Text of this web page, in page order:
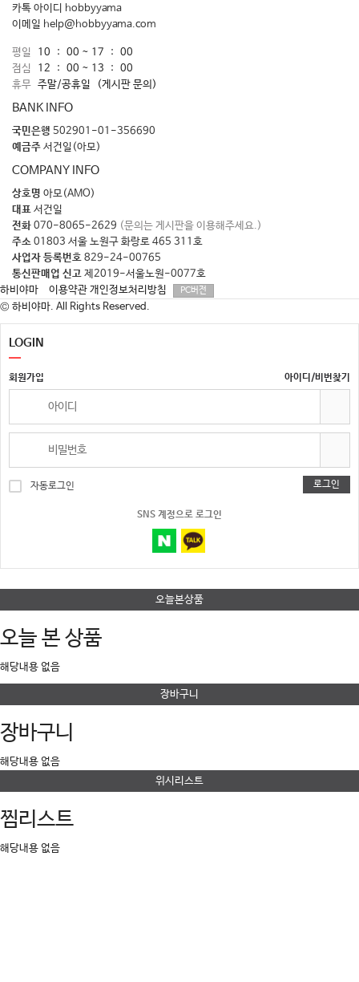
카톡 아이디 hobbyyama
이메일 help@hobbyyama.com
평일
10 : 00 ~ 17 : 00
점심
12 : 00 ~ 13 : 00
휴무 주말/공휴일 (게시판 문의)
BANK INFO
국민은행 502901-01-356690
예금주 서건일(아모)
COMPANY INFO
상호명 아모(AMO)
대표 서건일
전화 070-8065-2629 (문의는 게시판을 이용해주세요.)
주소 01803 서울 노원구 화랑로 465 311호
사업자 등록번호 829-24-00765
통신판매업 신고 제2019-서울노원-0077호
하비야마
이용약관 개인정보처리방침 PC버전
© 하비야마. All Rights Reserved.
LOGIN
회원가입 아이디/비번찾기
자동로그인 로그인
SNS 계정으로 로그인
오늘본상품
오늘 본 상품
해당내용 없음
장바구니
장바구니
해당내용 없음
위시리스트
찜리스트
해당내용 없음